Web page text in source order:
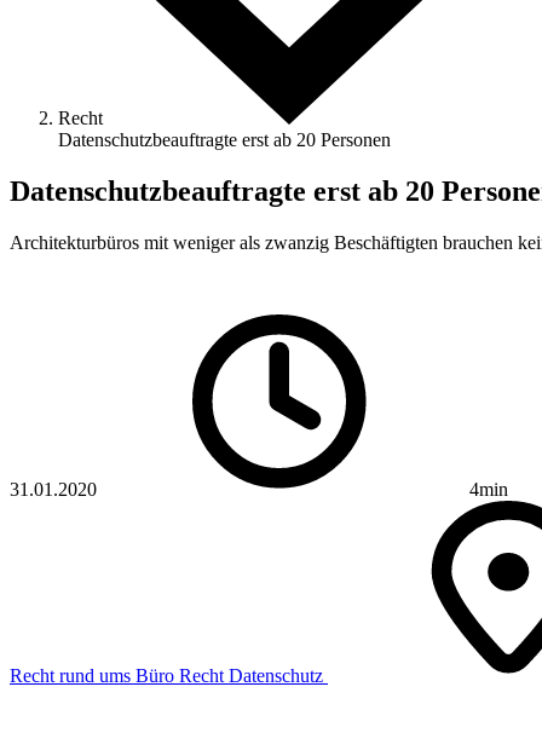
Recht
Datenschutz­beauftragte erst ab 20 Personen
Datenschutz­beauftragte erst ab 20
Architekturbüros mit weniger als zwanzig Beschäftigten brauchen
31.01.2020 4min
Recht rund ums Büro Recht Datenschutz